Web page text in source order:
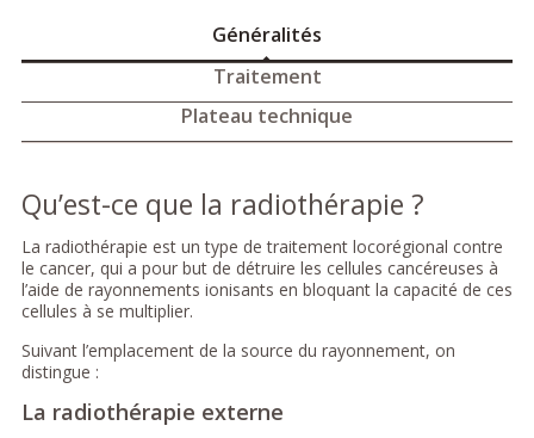
Généralités
Traitement
Plateau technique
Qu’est-ce que la radiothérapie ?
La radiothérapie est un type de traitement locorégional contre
le cancer, qui a pour but de détruire les cellules cancéreuses à
l’aide de rayonnements ionisants en bloquant la capacité de ces
cellules à se multiplier.
Suivant l’emplacement de la source du rayonnement, on
distingue :
La radiothérapie externe